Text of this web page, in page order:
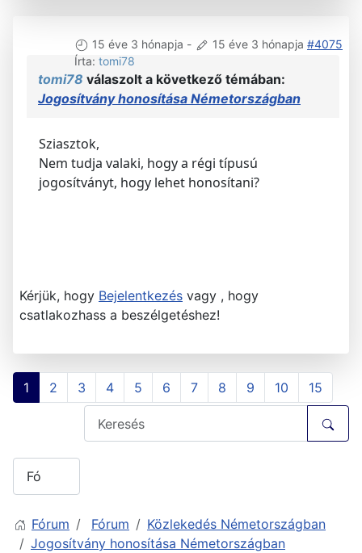
15 éve 3 hónapja - 15 éve 3 hónapja #4075
Írta: tomi78
tomi78 válaszolt a következő témában:
Jogosítvány honosítása Németországban
Sziasztok,
Nem tudja valaki, hogy a régi típusú
jogosítványt, hogy lehet honosítani?
Kérjük, hogy Bejelentkezés vagy , hogy
csatlakozhass a beszélgetéshez!
1 2 3 4 5 6 7 8 9 10 15
Fórum Fórum
Közlekedés Németországban
Jogosítvány honosítása Németországban